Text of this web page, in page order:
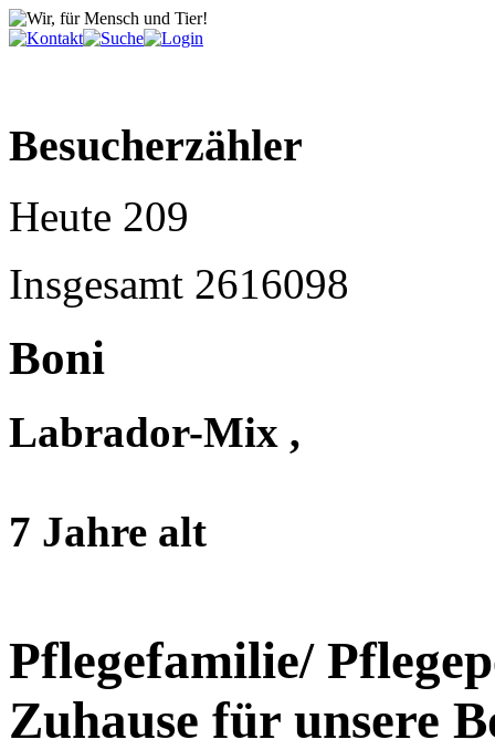
Besucherzähler
Heute 209
Insgesamt 2616098
Boni
Labrador-Mix ,
7 Jahre alt
Pflegefamilie/
Zuhause für unsere